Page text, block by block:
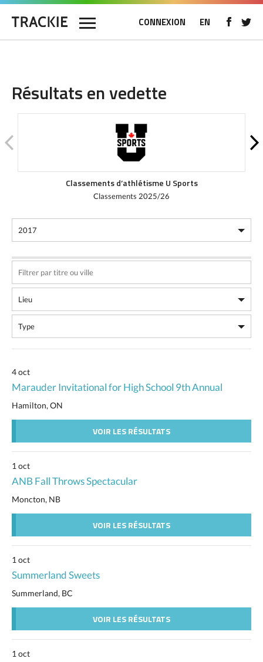
CONNEXION EN
Résultats en vedette
Classements d’athlétisme U Sports
Classements 2025/26
4 oct
Marauder Invitational for High School 9th Annual
Hamilton, ON
VOIR LES RÉSULTATS
1 oct
ANB Fall Throws Spectacular
Moncton, NB
VOIR LES RÉSULTATS
1 oct
Summerland Sweets
Summerland, BC
VOIR LES RÉSULTATS
1 oct